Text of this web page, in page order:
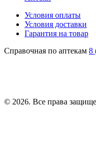
Условия оплаты
Условия доставки
Гарантия на товар
Справочная по аптекам 8
© 2026. Все права